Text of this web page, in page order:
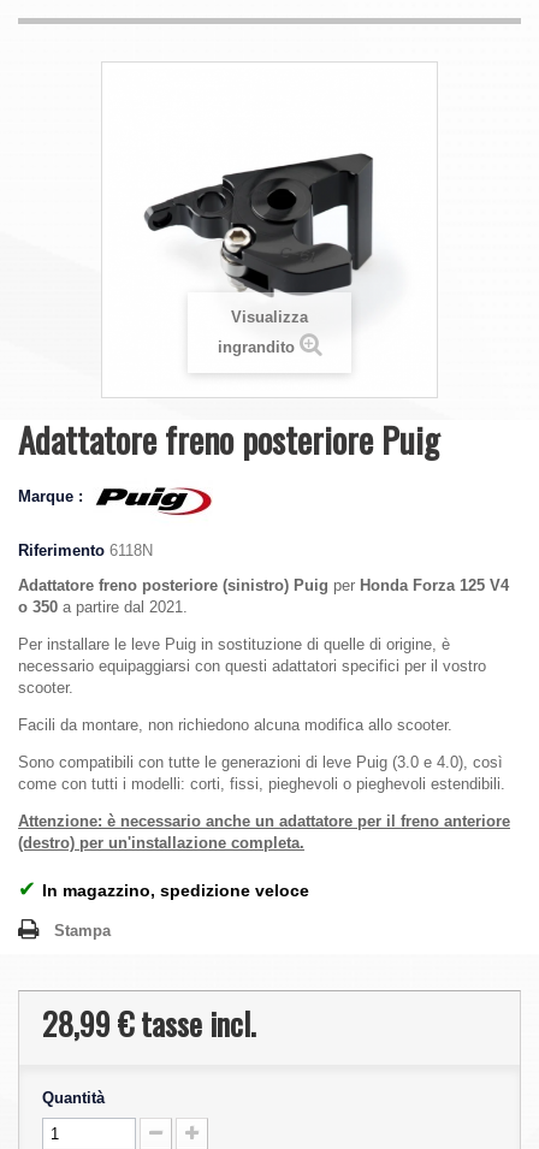
Visualizza
ingrandito
Adattatore freno posteriore Puig
Marque :
Riferimento 6118N
Adattatore freno posteriore (sinistro) Puig per Honda Forza 125 V4
o 350 a partire dal 2021.
Per installare le leve Puig in sostituzione di quelle di origine, è
necessario equipaggiarsi con questi adattatori specifici per il vostro
scooter.
Facili da montare, non richiedono alcuna modifica allo scooter.
Sono compatibili con tutte le generazioni di leve Puig (3.0 e 4.0), così
come con tutti i modelli: corti, fissi, pieghevoli o pieghevoli estendibili.
Attenzione: è necessario anche un adattatore per il freno anteriore
(destro) per un'installazione completa.
✔ In magazzino, spedizione veloce
Stampa
28,99 €tasse incl.
Quantità